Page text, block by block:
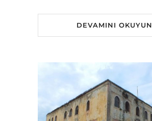
DEVAMINI OKUYUN